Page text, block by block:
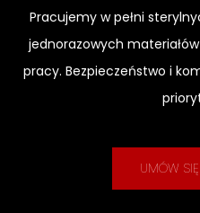
Pracujemy w pełni
jednorazowych
pracy. Bezpieczeństwo i
UMÓW